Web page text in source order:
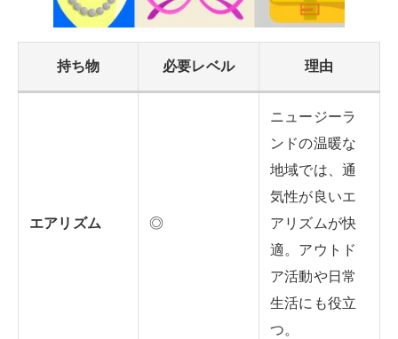
持ち物 必要レベル 理由
エアリズム ◎
ニュージーラ
ンドの温暖な
地域では、通
気性が良いエ
アリズムが快
適。アウトド
ア活動や日常
生活にも役立
つ。